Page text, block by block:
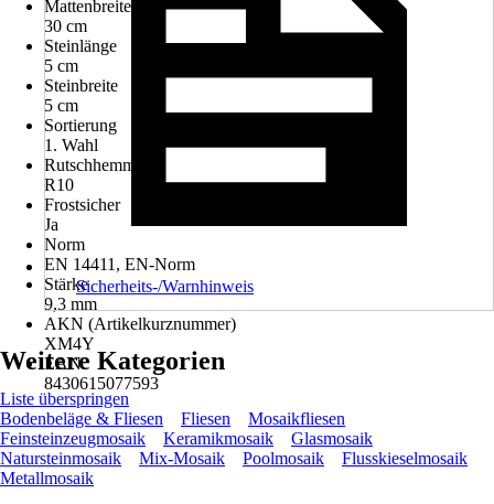
Mattenbreite
30 cm
Steinlänge
5 cm
Steinbreite
5 cm
Sortierung
1. Wahl
Rutschhemmung
R10
Frostsicher
Ja
Norm
EN 14411, EN-Norm
Stärke
9,3 mm
AKN (Artikelkurznummer)
XM4Y
EAN
8430615077593
Sicherheits-/Warnhinweis
Weitere Kategorien
Liste überspringen
Bodenbeläge & Fliesen
Fliesen
Mosaikfliesen
Feinsteinzeugmosaik
Keramikmosaik
Glasmosaik
Natursteinmosaik
Mix-Mosaik Poolmosaik
Flusskieselmosaik
Metallmosaik